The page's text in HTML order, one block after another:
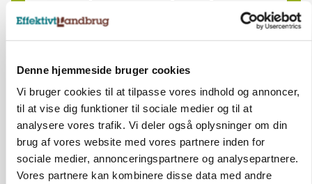
Denne hjemmeside bruger cookies
Vi bruger cookies til at tilpasse vores indhold og annoncer,
til at vise dig funktioner til sociale medier og til at
analysere vores trafik. Vi deler også oplysninger om din
brug af vores website med vores partnere inden for
sociale medier, annonceringspartnere og analysepartnere.
Vores partnere kan kombinere disse data med andre
Grise
Rørlægger / håndmand søges til
dræn/entreprenørarbejde.
Anlæg Kloak
4690, Haslev NY 06. aug.